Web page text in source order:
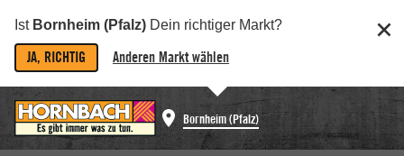
Ist Bornheim (Pfalz) Dein richtiger Markt?
JA, RICHTIG Anderen Markt wählen
Bornheim (Pfalz)